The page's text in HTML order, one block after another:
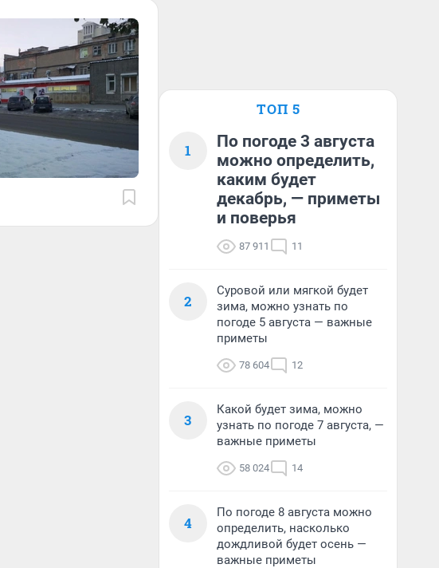
ТОП 5
1
По погоде 3 августа
можно определить,
каким будет
декабрь, — приметы
и поверья
87 911 11
2
Суровой или мягкой будет
зима, можно узнать по
погоде 5 августа — важные
приметы
78 604 12
3
Какой будет зима, можно
узнать по погоде 7 августа, —
важные приметы
58 024 14
4
По погоде 8 августа можно
определить, насколько
дождливой будет осень —
важные приметы